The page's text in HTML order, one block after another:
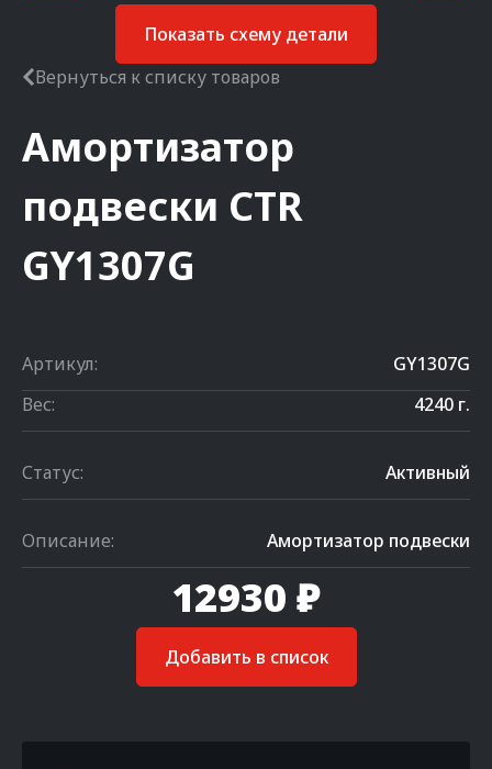
Показать схему детали
Вернуться к списку товаров
Амортизатор
подвески CTR
GY1307G
Артикул:
GY1307G
Вес:
4240 г.
Статус: Активный
Описание: Амортизатор подвески
12930 ₽
Добавить в список